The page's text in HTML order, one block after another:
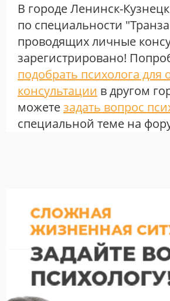
В городе Ленинск-
по специальности
проводящих личные
зарегистрировано!
подобрать психолога для
консультации в другом
можетезадать вопрос
специальной теме на